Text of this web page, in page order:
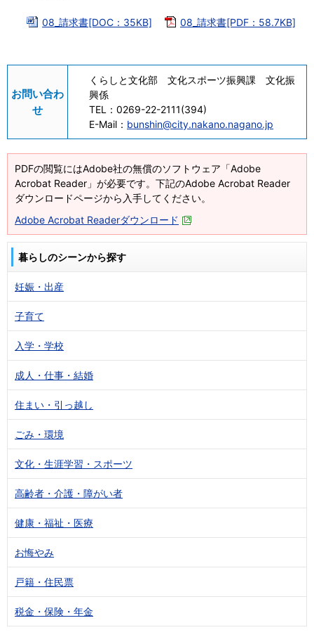
08_請求書[DOC：35KB] 08_請求書[PDF：58.7KB]
お問い合わ
せ
くらしと文化部 文化スポーツ振興課 文化振
興係
TEL： 0269-22-2111(394)
E-Mail： bunshin@city.nakano.nagano.jp
PDFの閲覧にはAdobe社の無償のソフトウェア「Adobe
Acrobat Reader」が必要です。下記のAdobe Acrobat Reader
ダウンロードページから入手してください。
Adobe Acrobat Readerダウンロード
暮らしのシーンから探す
妊娠・出産
子育て
入学・学校
成人・仕事・結婚
住まい・引っ越し
ごみ・環境
文化・生涯学習・スポーツ
高齢者・介護・障がい者
健康・福祉・医療
お悔やみ
戸籍・住民票
税金・保険・年金